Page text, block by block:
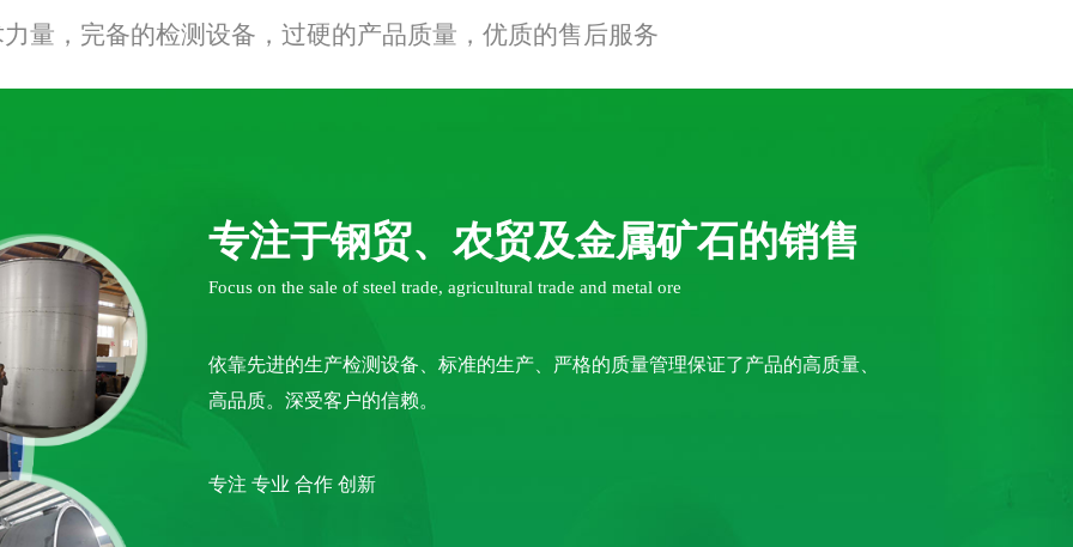
量，完备的检测设备，过硬的产品质量，优质的售后服务
专注于钢贸、农贸及金属矿石的销售
Focus on the sale of steel trade, agricultural trade and metal ore
依靠先进的生产检测设备、标准的生产、严格的质量管理保证了产品的高质量、
高品质。深受客户的信赖。
专注 专业 合作 创新